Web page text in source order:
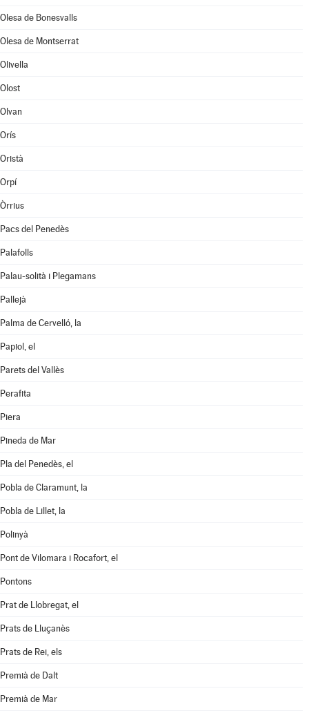
Olesa de Bonesvalls
Olesa de Montserrat
Olivella
Olost
Olvan
Orís
Oristà
Orpí
Òrrius
Pacs del Penedès
Palafolls
Palau-solità i Plegamans
Pallejà
Palma de Cervelló, la
Papiol, el
Parets del Vallès
Perafita
Piera
Pineda de Mar
Pla del Penedès, el
Pobla de Claramunt, la
Pobla de Lillet, la
Polinyà
Pont de Vilomara i Rocafort, el
Pontons
Prat de Llobregat, el
Prats de Lluçanès
Prats de Rei, els
Premià de Dalt
Premià de Mar